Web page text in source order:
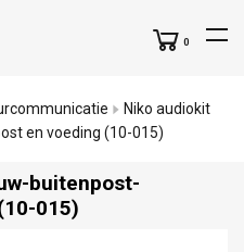
0
Niko audiokit
en voeding (10-015)
buitenpost-
015)